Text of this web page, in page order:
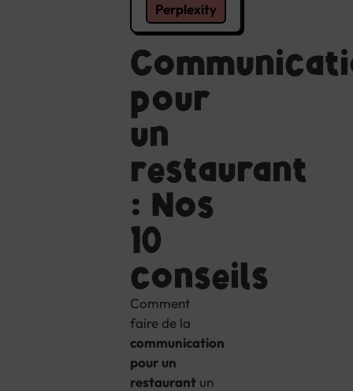
Perplexity
pour
un
restaurant
: Nos
10
conseils
Comment
faire de la
communication
pour un
restaurant un